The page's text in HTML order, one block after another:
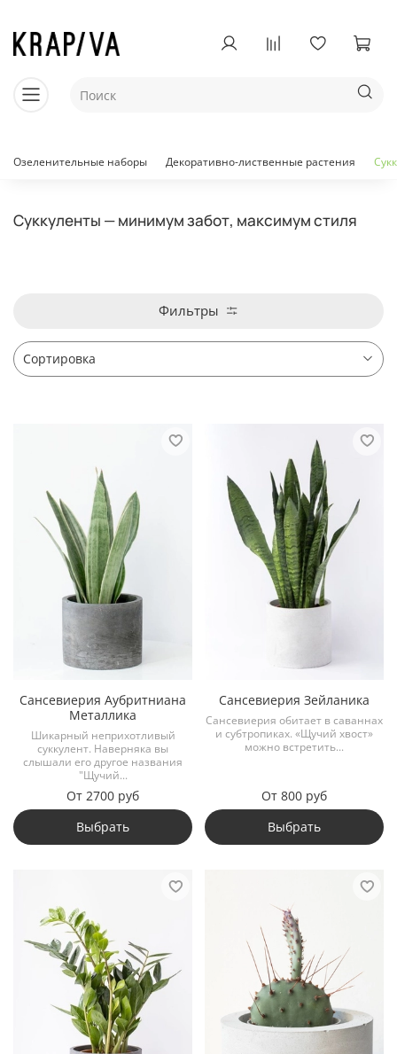
Озеленительные наборы Декоративно-лиственные растения
Суккуленты — минимум забот, максимум стиля
Фильтры
Сансевиерия Аубритниана
Металлика
Шикарный неприхотливый
суккулент. Наверняка вы
слышали его другое названия
"Щучий...
От 2700 руб
Выбрать
Сансевиерия Зейланика
Сансевиерия обитает в саваннах
и субтропиках. «Щучий хвост»
можно встретить...
От 800 руб
Выбрать